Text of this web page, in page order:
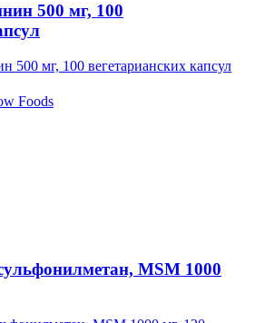
500 мг, 100
Foods
MSM 1000